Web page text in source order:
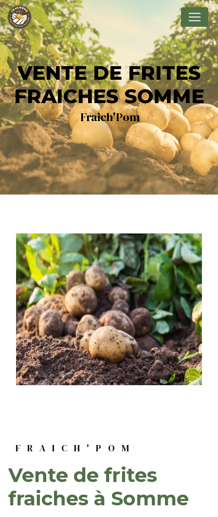
VENTE DE FRITES
FRAICHES SOMME
Fraich'Pom
FRAICH'POM
vente de frites
fraiches à Somme
Panneau de gestion des cookies